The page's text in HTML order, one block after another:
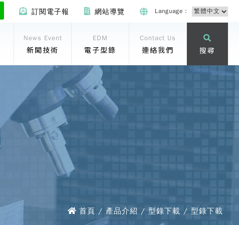
訂閱電子報 網站導覽 Language：
News Event
新聞技術
EDM
電子型錄
Contact Us
連絡我們 搜尋
首頁 / 產品介紹 / 型錄下載 / 型錄下載